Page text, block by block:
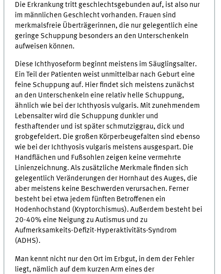
Die Erkrankung tritt geschlechtsgebunden auf, ist also nur
im männlichen Geschlecht vorhanden. Frauen sind
merkmalsfreie Überträgerinnen, die nur gelegentlich eine
geringe Schuppung besonders an den Unterschenkeln
aufweisen können.
Diese Ichthyoseform beginnt meistens im Säuglingsalter.
Ein Teil der Patienten weist unmittelbar nach Geburt eine
feine Schuppung auf. Hier findet sich meistens zunächst
an den Unterschenkeln eine relativ helle Schuppung,
ähnlich wie bei der Ichthyosis vulgaris. Mit zunehmendem
Lebensalter wird die Schuppung dunkler und
festhaftender und ist später schmutziggrau, dick und
grobgefeldert. Die großen Körperbeugefalten sind ebenso
wie bei der Ichthyosis vulgaris meistens ausgespart. Die
Handflächen und Fußsohlen zeigen keine vermehrte
Linienzeichnung. Als zusätzliche Merkmale finden sich
gelegentlich Veränderungen der Hornhaut des Auges, die
aber meistens keine Beschwerden verursachen. Ferner
besteht bei etwa jedem fünften Betroffenen ein
Hodenhochstand (Kryptorchismus). Außerdem besteht bei
20-40% eine Neigung zu Autismus und zu
Aufmerksamkeits-Defizit-Hyperaktivitäts-Syndrom
(ADHS).
Man kennt nicht nur den Ort im Erbgut, in dem der Fehler
liegt, nämlich auf dem kurzen Arm eines der